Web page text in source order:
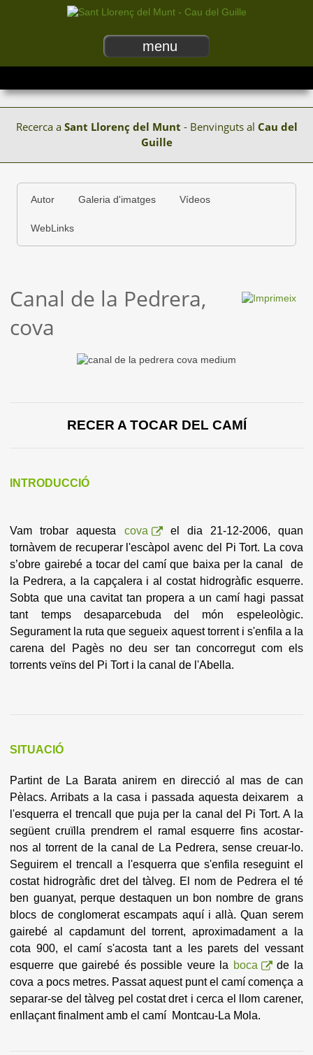
menu
Recerca a Sant Llorenç del Munt - Benvinguts al Cau del
Guille
Autor Galeria d'imatges Vídeos
WebLinks
Canal de la Pedrera,
cova
RECER A TOCAR DEL CAMÍ
INTRODUCCIÓ
Vam trobar aquesta cova
el dia 21-12-2006, quan
tornàvem de recuperar l'escàpol avenc del Pi Tort. La cova
s’obre gairebé a tocar del camí que baixa per la canal de
la Pedrera, a la capçalera i al costat hidrogràfic esquerre.
Sobta que una cavitat tan propera a un camí hagi passat
tant temps desaparcebuda del món espeleològic.
Segurament la ruta que segueix aquest torrent i s'enfila a la
carena del Pagès no deu ser tan concorregut com els
torrents veïns del Pi Tort i la canal de l'Abella.
SITUACIÓ
Partint de La Barata anirem en direcció al mas de can
Pèlacs. Arribats a la casa i passada aquesta deixarem a
l'esquerra el trencall que puja per la canal del Pi Tort. A la
següent cruïlla prendrem el ramal esquerre fins acostar-
nos al torrent de la canal de La Pedrera, sense creuar-lo.
Seguirem el trencall a l'esquerra que s'enfila reseguint el
costat hidrogràfic dret del tàlveg. El nom de Pedrera el té
ben guanyat, perque destaquen un bon nombre de grans
blocs de conglomerat escampats aquí i allà. Quan serem
gairebé al capdamunt del torrent, aproximadament a la
cota 900, el camí s'acosta tant a les parets del vessant
esquerre que gairebé és possible veure la boca
de la
cova a pocs metres. Passat aquest punt el camí comença a
separar-se del tàlveg pel costat dret i cerca el llom carener,
enllaçant finalment amb el camí Montcau-La Mola.